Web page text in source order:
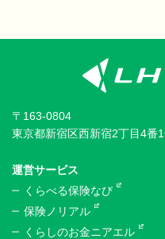
〒163-0804
東京都新宿区西新宿2丁目4
運営サービス
くらべる保険なび
保険ノリアル
くらしのお金ニアエル